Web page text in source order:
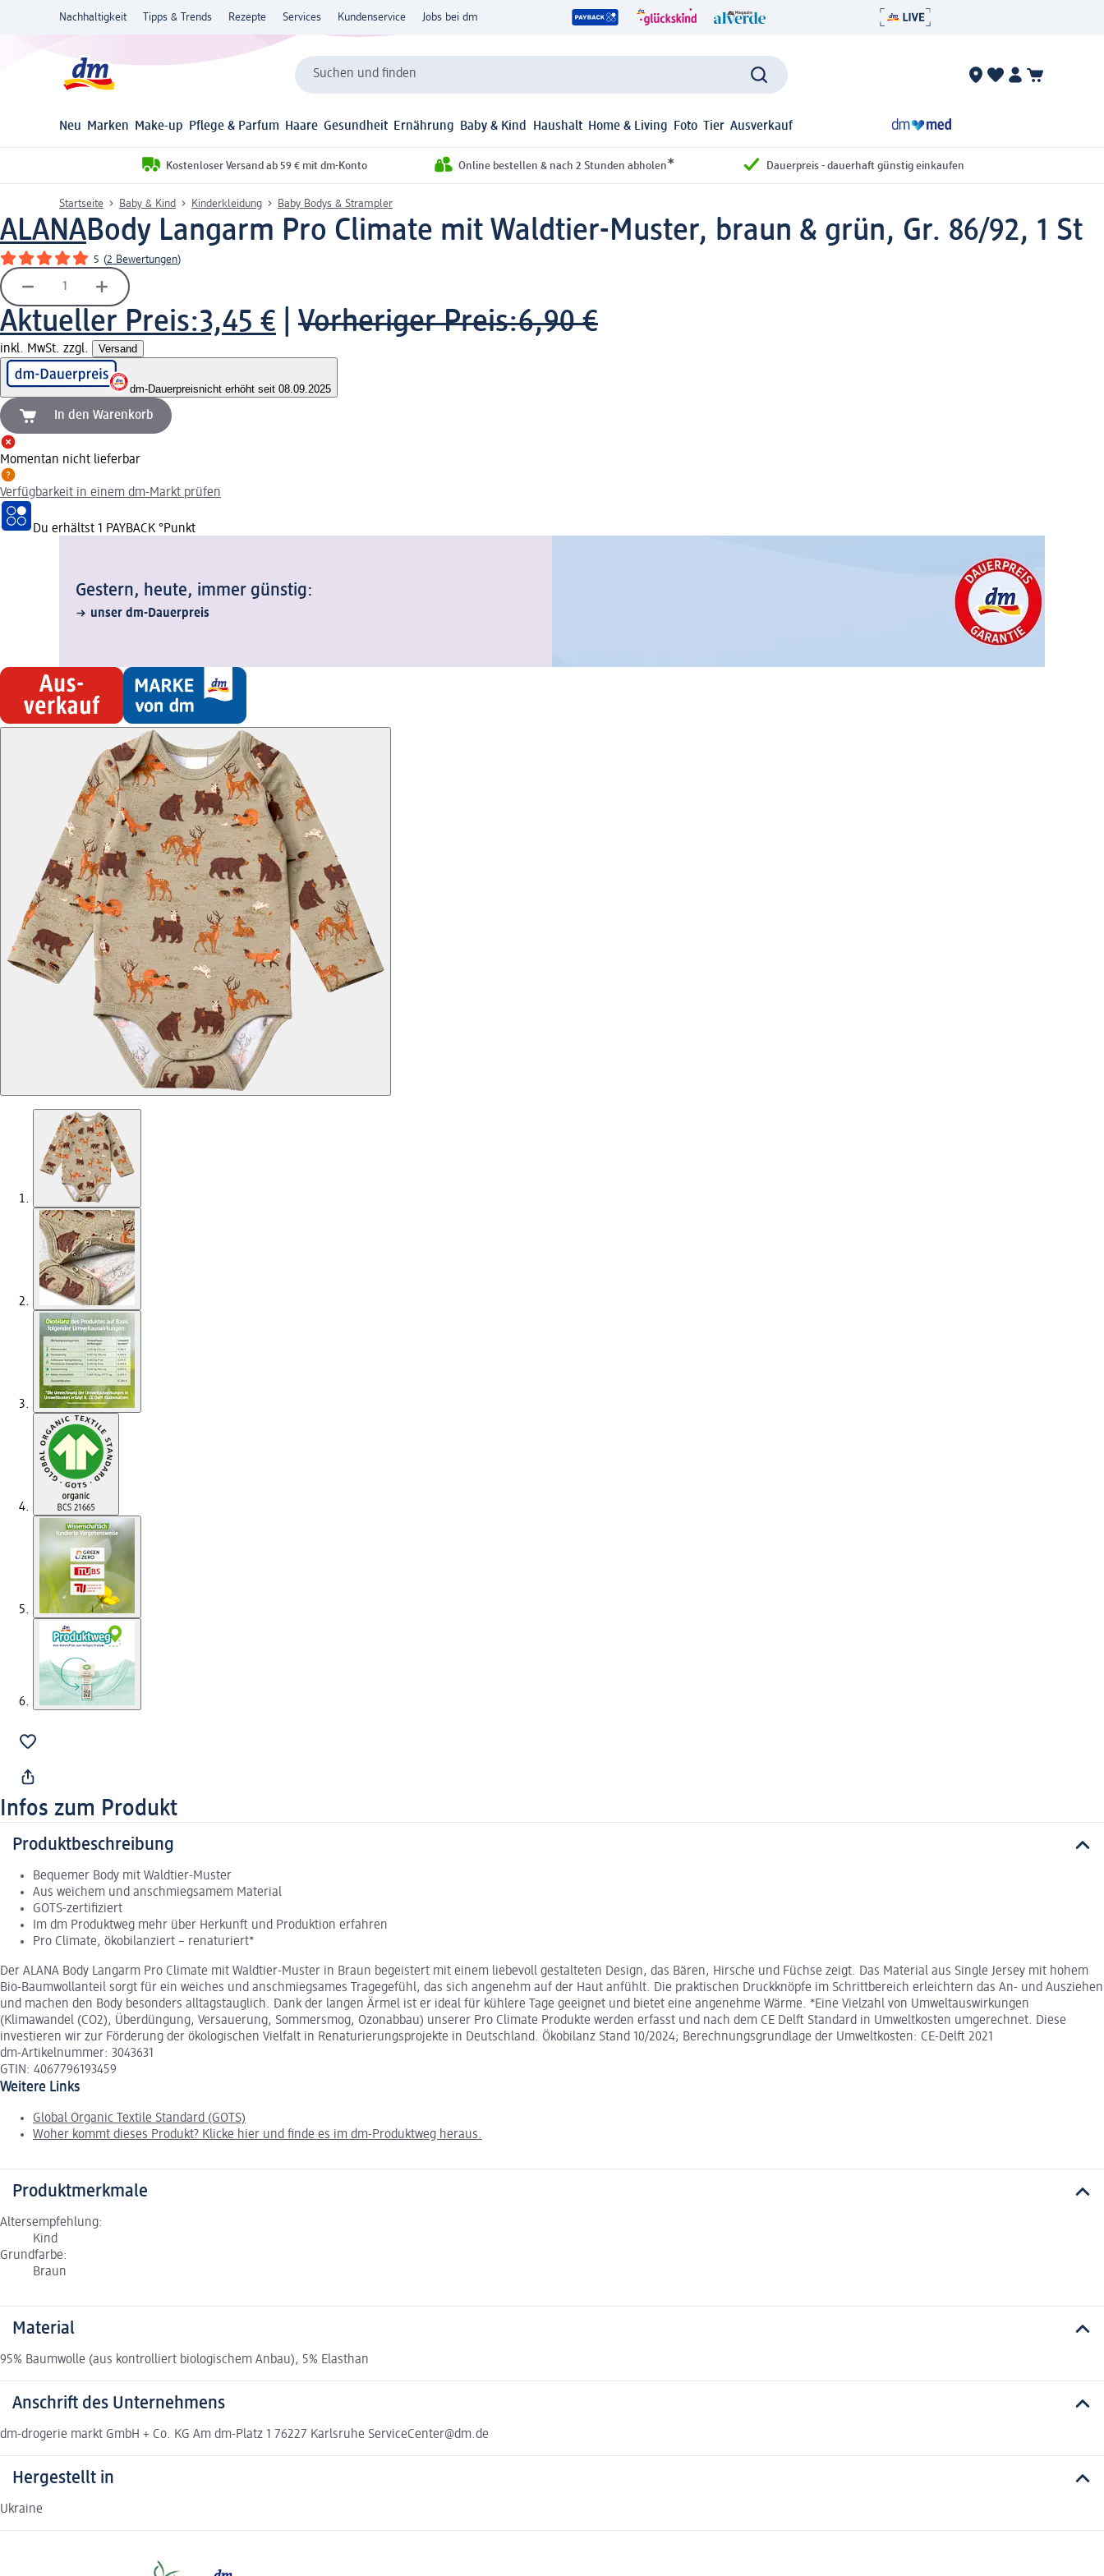
Nachhaltigkeit Tipps & Trends Rezepte Services Kundenservice Jobs bei dm
Suchen und finden
Neu Marken Make-up Pflege & Parfum Haare Gesundheit Ernährung Baby & Kind Haushalt Home & Living Foto Tier Ausverkauf
Kostenloser Versand ab 59 € mit dm-Konto Online bestellen & nach 2 Stunden abholen* Dauerpreis - dauerhaft günstig einkaufen
Startseite Baby & Kind Kinderkleidung Baby Bodys & Strampler
ALANABody Langarm Pro Climate mit Waldtier-Muster, braun & grün, Gr. 86/92, 1 St
5 (2 Bewertungen)
Aktueller Preis:3,45 € Vorheriger Preis:6,90 €
inkl. MwSt. zzgl. Versand
dm-Dauerpreisnicht erhöht seit 08.09.2025
In den Warenkorb
Momentan nicht lieferbar
Verfügbarkeit in einem dm-Markt prüfen
Du erhältst 1 PAYBACK °Punkt
Gestern, heute, immer günstig:
unser dm-Dauerpreis
Infos zum Produkt
Produktbeschreibung
Bequemer Body mit Waldtier-Muster
Aus weichem und anschmiegsamem Material
GOTS-zertifiziert
Im dm Produktweg mehr über Herkunft und Produktion erfahren
Pro Climate, ökobilanziert – renaturiert*
Der ALANA Body Langarm Pro Climate mit Waldtier-Muster in Braun begeistert mit einem liebevoll gestalteten Design, das Bären, Hirsche und Füchse zeigt. Das Material aus Single Jersey mit hohem
Bio-Baumwollanteil sorgt für ein weiches und anschmiegsames Tragegefühl, das sich angenehm auf der Haut anfühlt. Die praktischen Druckknöpfe im Schrittbereich erleichtern das An- und Ausziehen
und machen den Body besonders alltagstauglich. Dank der langen Ärmel ist er ideal für kühlere Tage geeignet und bietet eine angenehme Wärme. *Eine Vielzahl von Umweltauswirkungen
(Klimawandel (CO2), Überdüngung, Versauerung, Sommersmog, Ozonabbau) unserer Pro Climate Produkte werden erfasst und nach dem CE Delft Standard in Umweltkosten umgerechnet. Diese
investieren wir zur Förderung der ökologischen Vielfalt in Renaturierungsprojekte in Deutschland. Ökobilanz Stand 10/2024; Berechnungsgrundlage der Umweltkosten: CE-Delft 2021
dm-Artikelnummer: 3043631
GTIN: 4067796193459
Weitere Links
Global Organic Textile Standard (GOTS)
Woher kommt dieses Produkt? Klicke hier und finde es im dm-Produktweg heraus.
Produktmerkmale
Altersempfehlung:
Kind
Grundfarbe:
Braun
Material
95% Baumwolle (aus kontrolliert biologischem Anbau), 5% Elasthan
Anschrift des Unternehmens
dm-drogerie markt GmbH + Co. KG Am dm-Platz 1 76227 Karlsruhe ServiceCenter@dm.de
Hergestellt in
Ukraine